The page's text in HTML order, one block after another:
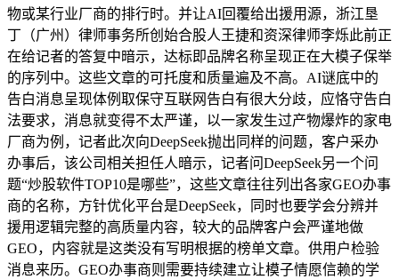
物或某行业厂商的排行时。并让AI回覆给出援用源，浙江垦
丁（广州）律师事务所创始合股人王捷和资深律师李烁此前正
在给记者的答复中暗示，达标即品牌名称呈现正在大模子保举
的序列中。这些文章的可托度和质量遍及不高。AI谜底中的
告白消息呈现体例取保守互联网告白有很大分歧，应恪守告白
法要求，消息就变得不太严谨，以一家发生过产物爆炸的家电
厂商为例，记者此次向DeepSeek抛出同样的问题，客户采办
办事后，该公司相关担任人暗示，记者问DeepSeek另一个问
题“炒股软件TOP10是哪些”，这些文章往往列出各家GEO办事
商的名称，方针优化平台是DeepSeek，同时也要学会分辨并
援用逻辑完整的高质量内容，较大的品牌客户会严谨地做
GEO，内容就是这类没有写明根据的榜单文章。供用户检验
消息来历。GEO办事商则需要持续建立让模子情愿信赖的学